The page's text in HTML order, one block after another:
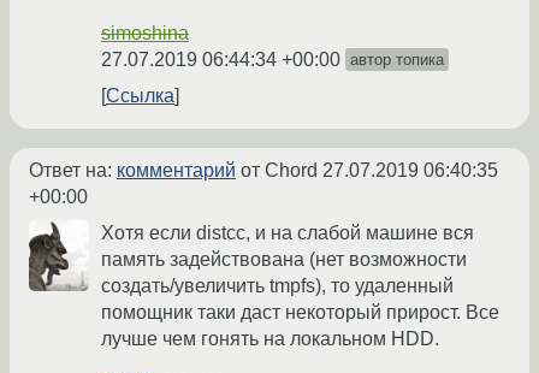
simoshina
27.07.2019 06:44:34 +00:00 автор топика
Ссылка
Ответ на: комментарий от Chord 27.07.2019 06:40:35
+00:00
Хотя если distcc, и на слабой машине вся
память задействована (нет возможности
создать/увеличить tmpfs), то удаленный
помощник таки даст некоторый прирост. Все
лучше чем гонять на локальном HDD.